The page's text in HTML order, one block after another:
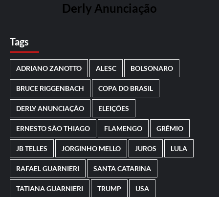
Derly Anunciação
Tags
ADRIANO ZANOTTO ALESC BOLSONARO
BRUCE RIGGENBACH COPA DO BRASIL
DERLY ANUNCIAÇÃO ELEIÇÕES
ERNESTO SÃO THIAGO FLAMENGO GRÊMIO
JB TELLES JORGINHO MELLO JUROS LULA
RAFAEL GUARNIERI SANTA CATARINA
TATIANA GUARNIERI TRUMP USA